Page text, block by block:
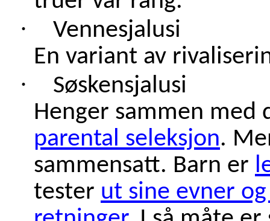
·
Vennesjalusi
En variant av
·
Søskensjalusi
Henger sammen med
parental seleksjon.
sammensatt. Barn er
tester ut sine evner